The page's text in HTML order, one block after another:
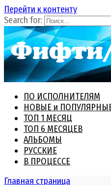
Перейти к контенту
Search for:
ПО ИСПОЛНИТЕЛЯМ
НОВЫЕ и
ТОП 1 МЕСЯЦ
ТОП 6 МЕСЯЦЕВ
АЛЬБОМЫ
РУССКИЕ
В ПРОЦЕССЕ
Главная страница